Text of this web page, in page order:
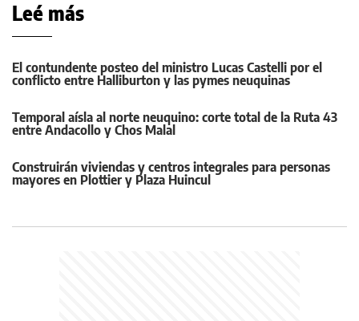
Leé más
El contundente posteo del ministro Lucas Castelli por el
conflicto entre Halliburton y las pymes neuquinas
Temporal aísla al norte neuquino: corte total de la Ruta 43
entre Andacollo y Chos Malal
Construirán viviendas y centros integrales para personas
mayores en Plottier y Plaza Huincul